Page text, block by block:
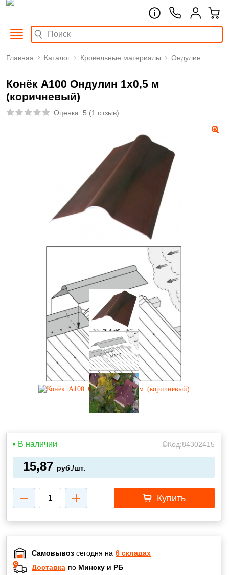
Главная Каталог Кровельные материалы Ондулин
Конёк А100 Ондулин 1х0,5 м
(коричневый)
Оценка: 5 (1 отзыв)
В наличии Код:84302415
15,87 руб./шт.
Купить
Самовывоз сегодня на 6 складах
Доставка по Минску и РБ